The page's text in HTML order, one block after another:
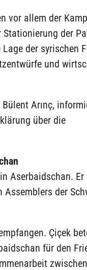
vor allem der
Stationierung der
der syrischen
und
Arınç,
über die
Aserbaidschan.
der
Çiçek
für den